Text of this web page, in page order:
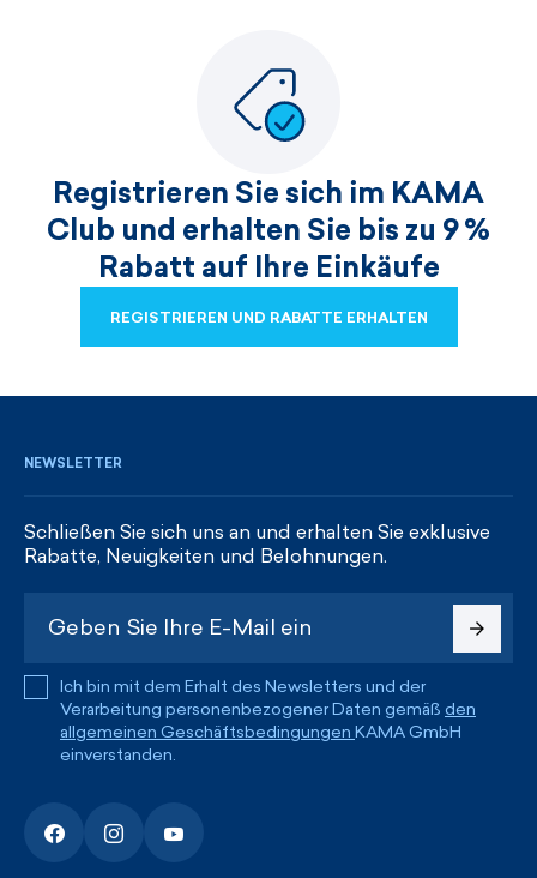
Registrieren Sie sich im KAMA
Club und erhalten Sie bis zu 9 %
Rabatt auf Ihre Einkäufe
REGISTRIEREN UND RABATTE ERHALTEN
NEWSLETTER
Schließen Sie sich uns an und erhalten Sie exklusive
Rabatte, Neuigkeiten und Belohnungen.
Ich bin mit dem Erhalt des Newsletters und der
Verarbeitung personenbezogener Daten gemäß den
allgemeinen Geschäftsbedingungen KAMA GmbH
einverstanden.